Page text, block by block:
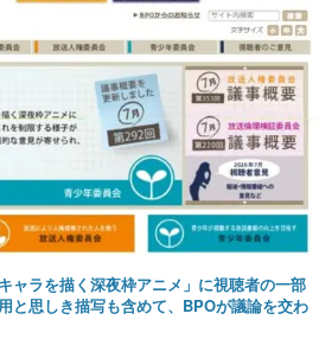
ャラを描く深夜枠アニメ」に視聴者の一部
と思しき描写も含めて、BPOが議論を交わ